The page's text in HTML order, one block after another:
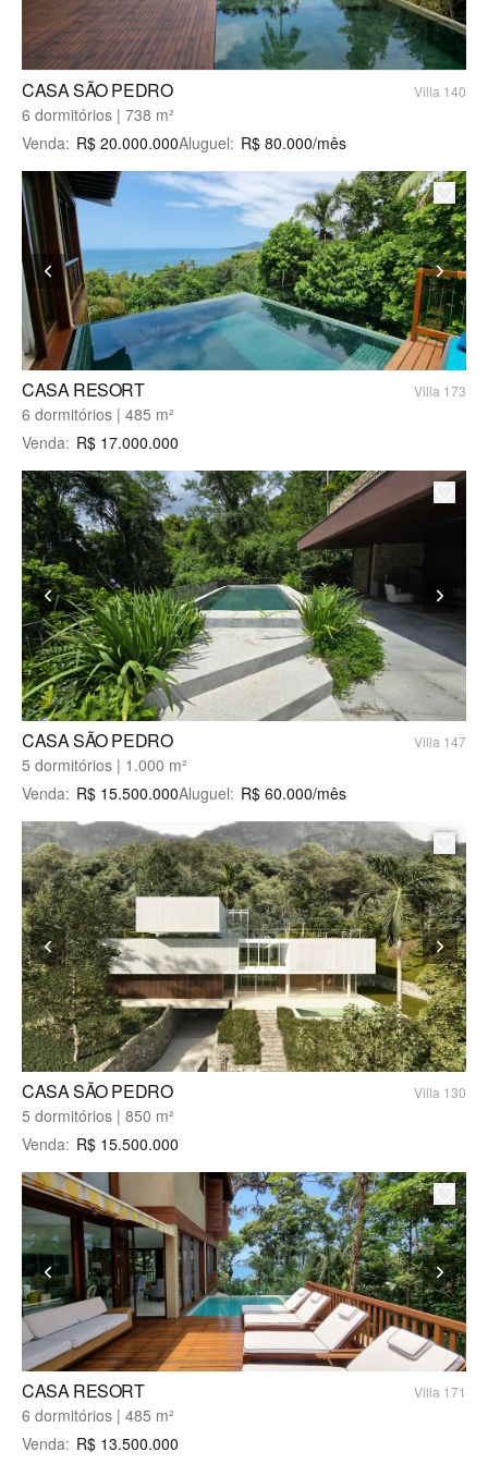
CASA SÃO PEDRO Villa 140
6 dormitórios | 738 m²
Venda: R$ 20.000.000Aluguel: R$ 80.000/mês
CASA RESORT Villa 173
6 dormitórios | 485 m²
Venda: R$ 17.000.000
CASA SÃO PEDRO Villa 147
5 dormitórios | 1.000 m²
Venda: R$ 15.500.000Aluguel: R$ 60.000/mês
CASA SÃO PEDRO Villa 130
5 dormitórios | 850 m²
Venda: R$ 15.500.000
CASA RESORT Villa 171
6 dormitórios | 485 m²
Venda: R$ 13.500.000